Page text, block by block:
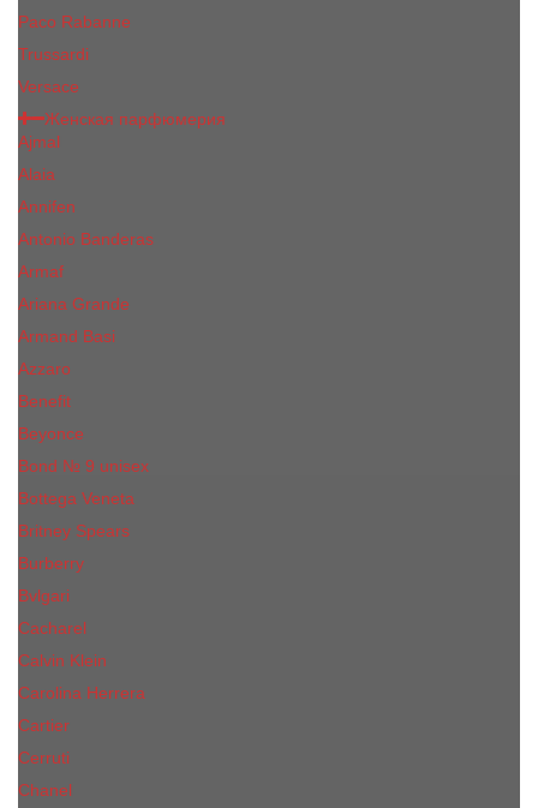
Paco Rabanne
Trussardi
Versace
Женская парфюмерия
Ajmal
Alaia
Annifen
Antonio Banderas
Armaf
Ariana Grande
Armand Basi
Azzaro
Benefit
Beyonce
Bond № 9 unisex
Bottega Veneta
Britney Spears
Burberry
Bvlgari
Cacharel
Calvin Klein
Carolina Herrera
Cartier
Cerruti
Сhanеl